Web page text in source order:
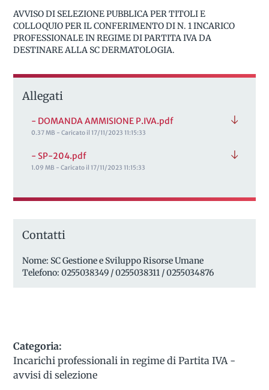
AVVISO DI SELEZIONE PUBBLICA PER TITOLI E
COLLOQUIO PER IL CONFERIMENTO DI N. 1 INCARICO
PROFESSIONALE IN REGIME DI PARTITA IVA DA
DESTINARE ALLA SC DERMATOLOGIA.
Allegati
- DOMANDA AMMISIONE P.IVA.pdf
0.37 MB - Caricato il 17/11/2023 11:15:33
- SP-204.pdf
1.09 MB - Caricato il 17/11/2023 11:15:33
Contatti
Nome: SC Gestione e Sviluppo Risorse Umane
Telefono: 0255038349 / 0255038311 / 0255034876
Categoria:
Incarichi professionali in regime di Partita IVA -
avvisi di selezione